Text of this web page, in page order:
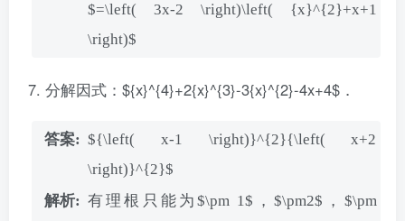
$=\left( 3x-2 \right)\left( {x}^{2}+x+1
\right)$
分解因式：${x}^{4}+2{x}^{3}-3{x}^{2}-4x+4$．
${\left( x-1 \right)}^{2}{\left( x+2
\right)}^{2}$
有理根只能为$\pm 1$，$\pm2$，$\pm